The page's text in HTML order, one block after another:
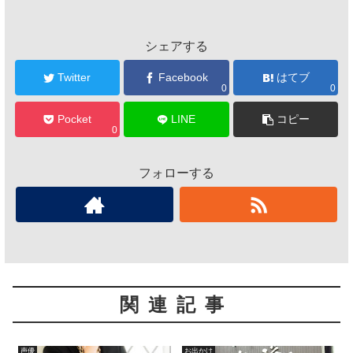
シェアする
Twitter Facebook
0
はてブ
0
Pocket
0
LINE コピー
フォローする
関連記事
声優 お出かけ